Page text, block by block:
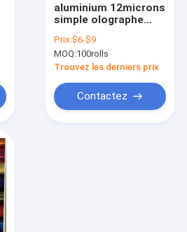
aluminium 12microns
simple olographe
de papier et de
plastiques
Prix:$6-$9
MOQ:100rolls
Trouvez les derniers prix
Contactez